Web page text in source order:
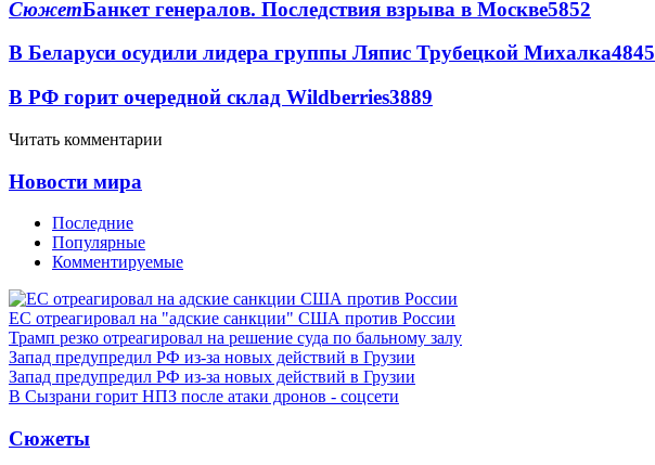
СюжетБанкет генералов. Последствия взрыва в Москве5852
В Беларуси осудили лидера группы Ляпис Трубецкой Михалка4845
В РФ горит очередной склад Wildberries3889
Читать комментарии
Новости мира
Последние
Популярные
Комментируемые
ЕС отреагировал на "адские санкции" США против России
Трамп резко отреагировал на решение суда по бальному залу
Запад предупредил РФ из-за новых действий в Грузии
Запад предупредил РФ из-за новых действий в Грузии
В Сызрани горит НПЗ после атаки дронов - соцсети
Сюжеты